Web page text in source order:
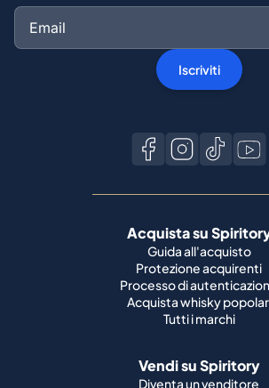
Iscriviti
Acquista su
Guida all'acquisto
Protezione acquirenti
Processo di
Acquista whisky
Tutti i marchi
Vendi su Spiritory
Diventa un venditore